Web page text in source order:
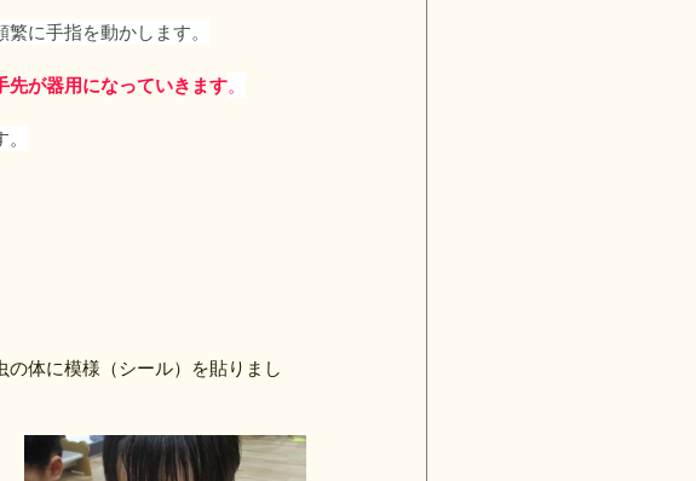
に手指を動かします。
先が器用になっていきます。
体に模様（シール）を貼りまし